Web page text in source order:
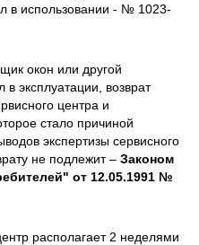
в использовании - № 1023-
окон или другой
эксплуатации, возврат
центра и
стало причиной
экспертизы сервисного
не подлежит – Законом
от 12.05.1991 №
располагает 2 неделями